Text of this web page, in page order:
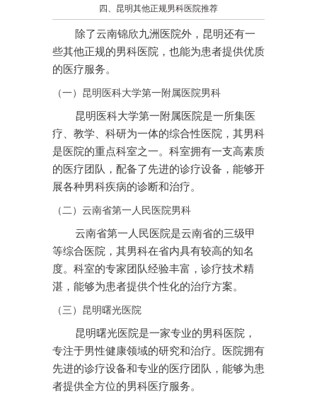
四、昆明其他正规男科医院推荐
除了云南锦欣九洲医院外，昆明还有一
些其他正规的男科医院，也能为患者提供优质
的医疗服务。
（一）昆明医科大学第一附属医院男科
昆明医科大学第一附属医院是一所集医
疗、教学、科研为一体的综合性医院，其男科
是医院的重点科室之一。科室拥有一支高素质
的医疗团队，配备了先进的诊疗设备，能够开
展各种男科疾病的诊断和治疗。
（二）云南省第一人民医院男科
云南省第一人民医院是云南省的三级甲
等综合医院，其男科在省内具有较高的知名
度。科室的专家团队经验丰富，诊疗技术精
湛，能够为患者提供个性化的治疗方案。
（三）昆明曙光医院
昆明曙光医院是一家专业的男科医院，
专注于男性健康领域的研究和治疗。医院拥有
先进的诊疗设备和专业的医疗团队，能够为患
者提供全方位的男科医疗服务。